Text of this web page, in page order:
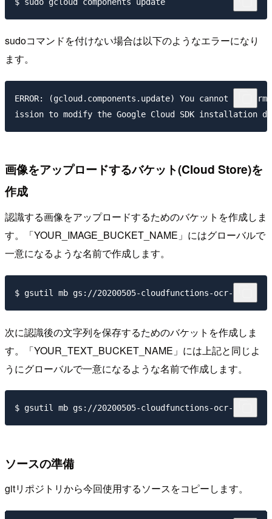
sudoコマンドを付けない場合は以下のようなエラーになり
ます。
ERROR: (gcloud.components.update) You cannot
画像をアップロードするバケット(Cloud Store)を
作成
認識する画像をアップロードするためのバケットを作成しま
す。「YOUR_IMAGE_BUCKET_NAME」にはグローバルで
一意になるような名前で作成します。
次に認識後の文字列を保存するためのバケットを作成しま
す。「YOUR_TEXT_BUCKET_NAME」には上記と同じよ
うにグローバルで一意になるような名前で作成します。
ソースの準備
gitリポジトリから今回使用するソースをコピーします。